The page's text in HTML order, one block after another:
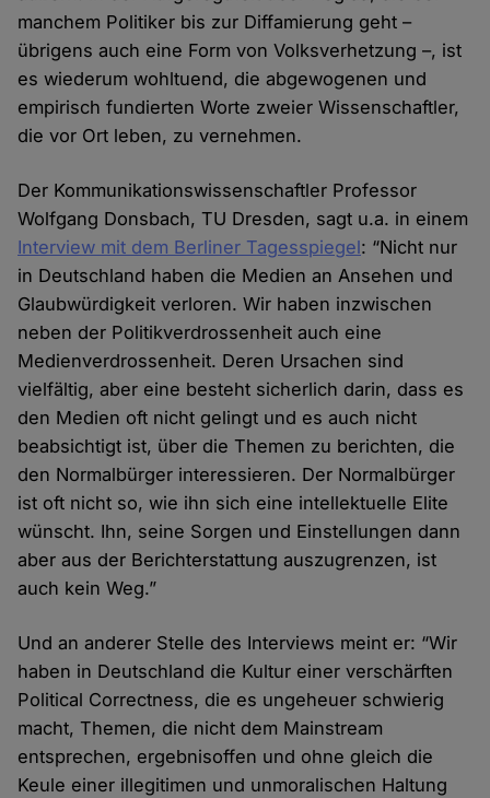
manchem Politiker bis zur Diffamierung geht –
übrigens auch eine Form von Volksverhetzung –, ist
es wiederum wohltuend, die abgewogenen und
empirisch fundierten Worte zweier Wissenschaftler,
die vor Ort leben, zu vernehmen.
Der Kommunikationswissenschaftler Professor
Wolfgang Donsbach, TU Dresden, sagt u.a. in einem
Interview mit dem Berliner Tagesspiegel: “Nicht nur
in Deutschland haben die Medien an Ansehen und
Glaubwürdigkeit verloren. Wir haben inzwischen
neben der Politikverdrossenheit auch eine
Medienverdrossenheit. Deren Ursachen sind
vielfältig, aber eine besteht sicherlich darin, dass es
den Medien oft nicht gelingt und es auch nicht
beabsichtigt ist, über die Themen zu berichten, die
den Normalbürger interessieren. Der Normalbürger
ist oft nicht so, wie ihn sich eine intellektuelle Elite
wünscht. Ihn, seine Sorgen und Einstellungen dann
aber aus der Berichterstattung auszugrenzen, ist
auch kein Weg.”
Und an anderer Stelle des Interviews meint er: “Wir
haben in Deutschland die Kultur einer verschärften
Political Correctness, die es ungeheuer schwierig
macht, Themen, die nicht dem Mainstream
entsprechen, ergebnisoffen und ohne gleich die
Keule einer illegitimen und unmoralischen Haltung